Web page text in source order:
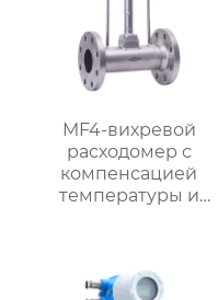
MF4-вихревой
расходомер с
компенсацией
температуры и